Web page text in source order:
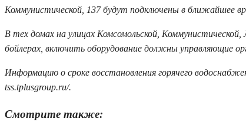
Коммунистической, 137 будут подключены в ближайшее
В тех домах на улицах Комсомольской,
бойлерах, включить оборудование должны управляющие
Информацию о сроке восстановления горячего
tss.tplusgroup.ru/.
Смотрите также: